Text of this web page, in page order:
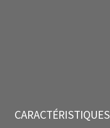
CARACTÉRISTIQUES